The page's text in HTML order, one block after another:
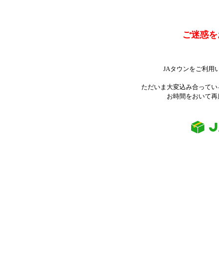
ご迷惑
JAタウンをご利用
ただいま大変込み合って
お時間をおいて